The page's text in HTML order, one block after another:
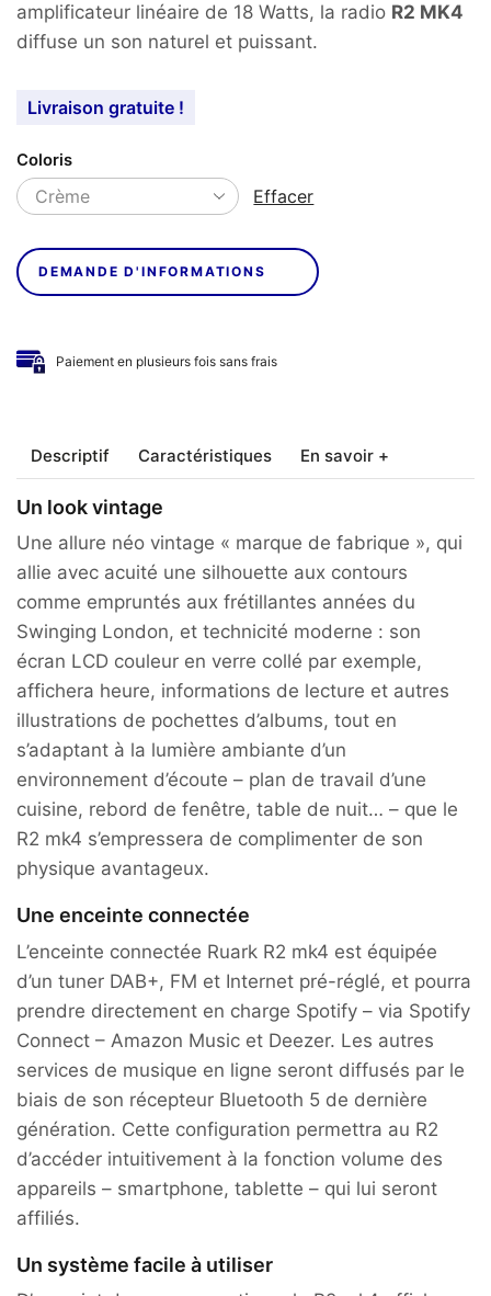
amplificateur linéaire de 18 Watts, la radio R2 MK4
diffuse un son naturel et puissant.
Livraison gratuite !
Coloris
Effacer
DEMANDE D'INFORMATIONS
Paiement en plusieurs fois sans frais
Descriptif Caractéristiques En savoir +
Un look vintage
Une allure néo vintage « marque de fabrique », qui
allie avec acuité une silhouette aux contours
comme empruntés aux frétillantes années du
Swinging London, et technicité moderne : son
écran LCD couleur en verre collé par exemple,
affichera heure, informations de lecture et autres
illustrations de pochettes d’albums, tout en
s’adaptant à la lumière ambiante d’un
environnement d’écoute – plan de travail d’une
cuisine, rebord de fenêtre, table de nuit… – que le
R2 mk4 s’empressera de complimenter de son
physique avantageux.
Une enceinte connectée
L’enceinte connectée Ruark R2 mk4 est équipée
d’un tuner DAB+, FM et Internet pré-réglé, et pourra
prendre directement en charge Spotify – via Spotify
Connect – Amazon Music et Deezer. Les autres
services de musique en ligne seront diffusés par le
biais de son récepteur Bluetooth 5 de dernière
génération. Cette configuration permettra au R2
d’accéder intuitivement à la fonction volume des
appareils – smartphone, tablette – qui lui seront
affiliés.
Un système facile à utiliser